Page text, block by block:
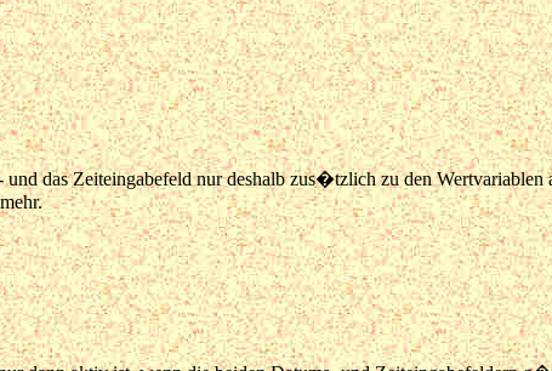
das Zeiteingabefeld nur deshalb zus�tzlich zu den